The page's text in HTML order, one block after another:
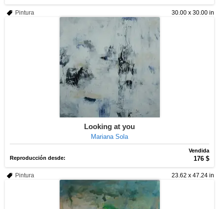
30.00 x 30.00 in
Pintura
Looking at you
Mariana Sola
Vendida
Reproducción desde:
176 $
23.62 x 47.24 in
Pintura